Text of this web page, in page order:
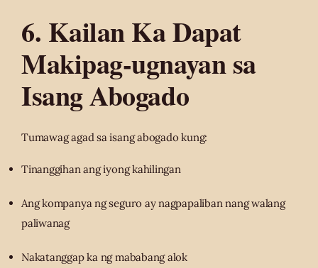
6. Kailan Ka Dapat
Makipag-ugnayan sa
Isang Abogado
Tumawag agad sa isang abogado kung:
Tinanggihan ang iyong kahilingan
Ang kompanya ng seguro ay nagpapaliban nang walang
paliwanag
Nakatanggap ka ng mababang alok